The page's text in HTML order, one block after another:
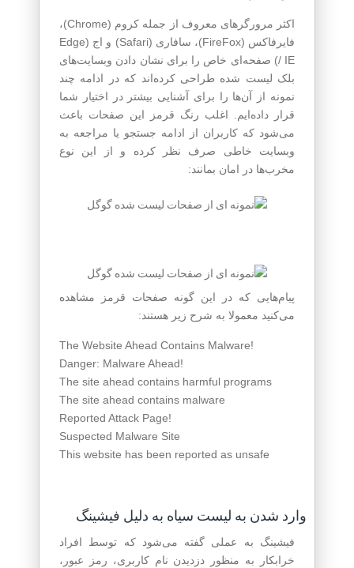
اکثر مرورگرهای معروف از جمله کروم (Chrome)،
فایرفاکس (FireFox)، سافاری (Safari) و اج (Edge
/ IE) صفحه‌ای خاص را برای نشان دادن وبسایت‌های
بلک لیست شده طراحی کرده‌اند که در ادامه چند
نمونه از آن‌ها را برای آشنایی بیشتر در اختیار شما
قرار داده‌ایم. اغلب رنگ قرمز این صفحات باعث
می‌شود که کاربران از ادامه جستجو یا مراجعه به
وبسایت خاطی صرف نظر کرده و از این نوع
مخرب‌ها در امان بمانند:
پیام‌هایی که در این گونه صفحات قرمز مشاهده
می‌کنید معمولا به شرح زیر هستند:
The Website Ahead Contains Malware!
Danger: Malware Ahead!
The site ahead contains harmful programs
The site ahead contains malware
Reported Attack Page!
Suspected Malware Site
This website has been reported as unsafe
وارد شدن به لیست سیاه به دلیل فیشینگ
فیشینگ به عملی گفته می‌شود که توسط افراد
خرابکار به منظور دزدیدن نام کاربری، رمز عبور،